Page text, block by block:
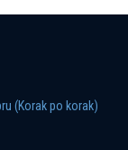
(Korak po korak)